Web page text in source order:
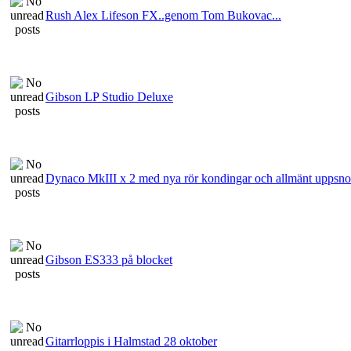
Rush Alex Lifeson FX..genom Tom Bukovac...
Gibson LP Studio Deluxe
Dynaco MkIII x 2 med nya rör kondingar och allmänt
Gibson ES333 på blocket
Gitarrloppis i Halmstad 28 oktober